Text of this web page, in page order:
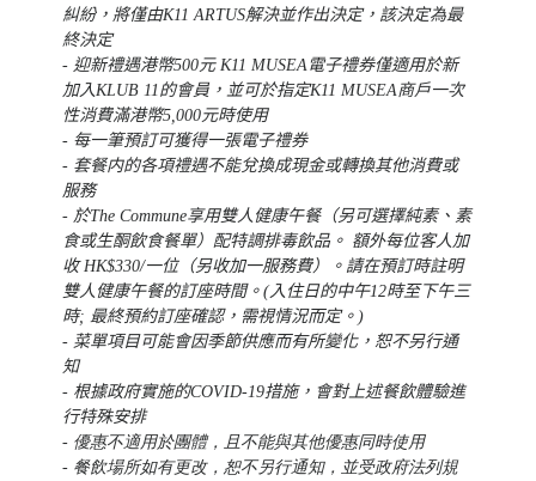
糾紛，將僅由K11 ARTUS解決並作出決定，該決定為最
終決定
- 迎新禮遇港幣500元 K11 MUSEA電子禮券僅適用於新
加入KLUB 11的會員，並可於指定K11 MUSEA商戶一次
性消費滿港幣5,000元時使用
- 每一筆預訂可獲得一張電子禮券
- 套餐内的各項禮遇不能兌換成現金或轉換其他消費或
服務
- 於The Commune享用雙人健康午餐（另可選擇純素、素
食或生酮飲食餐單）配特調排毒飲品。 額外每位客人加
收 HK$330/一位（另收加一服務費）。請在預訂時註明
雙人健康午餐的訂座時間。(入住日的中午12時至下午三
時; 最終預約訂座確認，需視情況而定。)
- 菜單項目可能會因季節供應而有所變化，恕不另行通
知
- 根據政府實施的COVID-19措施，會對上述餐飲體驗進
行特殊安排
- 優惠不適用於團體，且不能與其他優惠同時使用
- 餐飲場所如有更改，恕不另行通知，並受政府法列規